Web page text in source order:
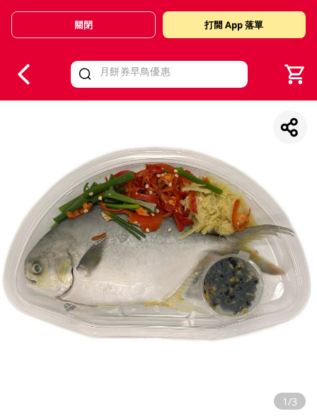
Valid Until 30 June 2026
關閉 打開 App 落單
1/3